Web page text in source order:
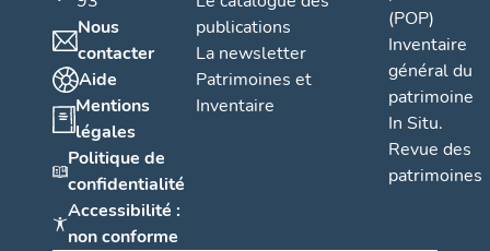
Nous
contacter
Aide
Mentions
légales
Politique de
confidentialité
Accessibilité :
non conforme
publications
La newsletter
Patrimoines et
Inventaire
(POP)
Inventaire
général du
patrimoine
In Situ.
Revue des
patrimoines